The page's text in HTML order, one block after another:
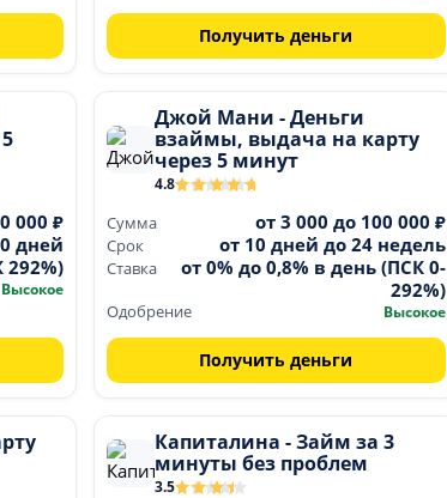
Получить деньги
000 ₽
дней
292%)
Высокое
Джой Мани - Деньги
взаймы, выдача на карту
через 5 минут
4.8
Сумма от 3 000 до 100 000 ₽
Срок от 10 дней до 24 недель
Ставка
от 0% до 0,8% в день (ПСК 0-
292%)
Одобрение Высокое
Получить деньги
Капиталина - Займ за 3
минуты без проблем
3.5